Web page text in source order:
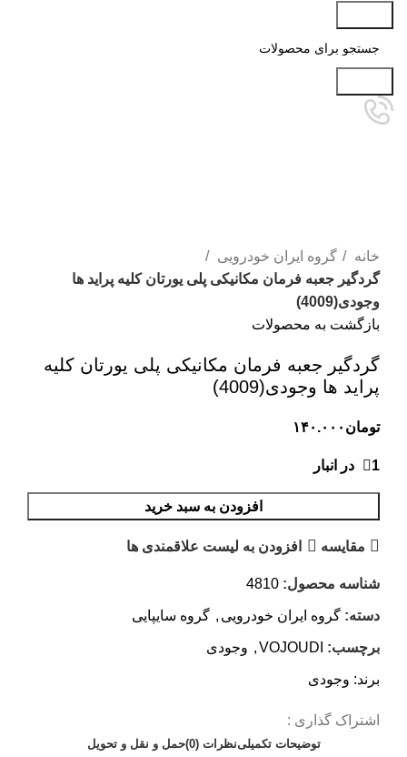
خانه
گروه ایران خودرویی
گردگیر جعبه فرمان مکانیکی پلی یورتان کلیه پراید ها
وجودی(4009)
بازگشت به محصولات
گردگیر جعبه فرمان مکانیکی پلی یورتان کلیه
پراید ها وجودی(4009)
تومان ۱۴۰.۰۰۰
1 در انبار
افزودن به سبد خرید
مقایسه افزودن به لیست علاقمندی ها
شناسه محصول: 4810
دسته: گروه ایران خودرویی , گروه سایپایی
برچسب: VOJOUDI
, وجودی
برند: وجودی
اشتراک گذاری :
توضیحات تکمیلینظرات (0) حمل و نقل و تحویل